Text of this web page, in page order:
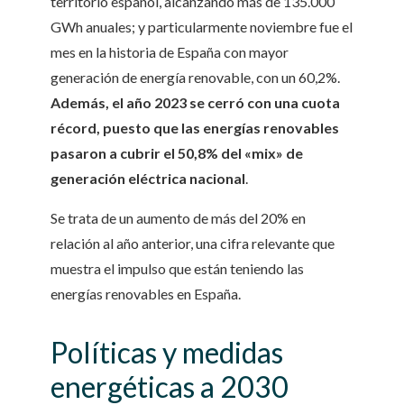
GWh anuales; y particularmente noviembre fue el
mes en la historia de España con mayor
generación de energía renovable, con un 60,2%.
Además, el año 2023 se cerró con una cuota
récord, puesto que las energías renovables
pasaron a cubrir el 50,8% del «mix» de
generación eléctrica nacional.
Se trata de un aumento de más del 20% en
relación al año anterior, una cifra relevante que
muestra el impulso que están teniendo las
energías renovables en España.
Políticas y medidas
energéticas a 2030